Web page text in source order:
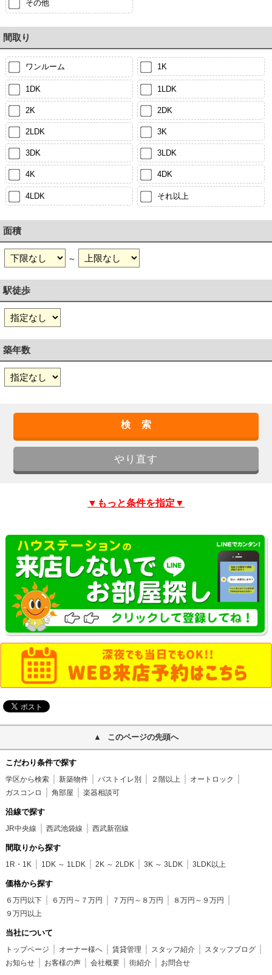
その他
間取り
ワンルーム 1K
1DK 1LDK
2K 2DK
2LDK 3K
3DK 3LDK
4K 4DK
4LDK それ以上
面積
～
駅徒歩
築年数
▼もっと条件を指定▼
このページの先頭へ
こだわり条件で探す
学区から検索 新築物件 バストイレ別 ２階以上
オートロック
ガスコンロ
角部屋 楽器相談可
沿線で探す
JR中央線 西武池袋線 西武新宿線
間取りから探す
1R・1K 1DK ～ 1LDK 2K ～ 2LDK 3K ～ 3LDK 3LDK以上
価格から探す
６万円以下 ６万円～７万円 ７万円～８万円
８万円～９万円
９万円以上
当社について
トップページ オーナー様へ 賃貸管理 スタッフ紹介
スタッフブログ
お知らせ
お客様の声 会社概要 街紹介 お問合せ